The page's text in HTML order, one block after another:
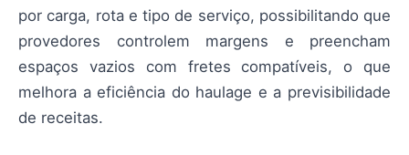
por carga, rota e tipo de serviço, possibilitando que
provedores controlem margens e preencham
espaços vazios com fretes compatíveis, o que
melhora a eficiência do haulage e a previsibilidade
de receitas.